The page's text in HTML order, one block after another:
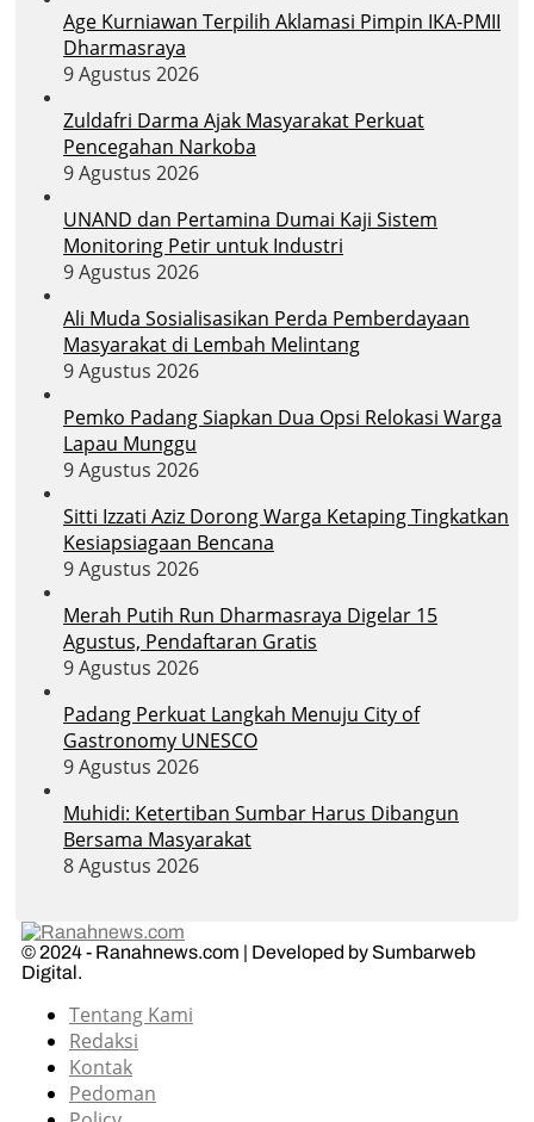
Age Kurniawan Terpilih Aklamasi Pimpin IKA-PMII
Dharmasraya
9 Agustus 2026
Zuldafri Darma Ajak Masyarakat Perkuat
Pencegahan Narkoba
9 Agustus 2026
UNAND dan Pertamina Dumai Kaji Sistem
Monitoring Petir untuk Industri
9 Agustus 2026
Ali Muda Sosialisasikan Perda Pemberdayaan
Masyarakat di Lembah Melintang
9 Agustus 2026
Pemko Padang Siapkan Dua Opsi Relokasi Warga
Lapau Munggu
9 Agustus 2026
Sitti Izzati Aziz Dorong Warga Ketaping Tingkatkan
Kesiapsiagaan Bencana
9 Agustus 2026
Merah Putih Run Dharmasraya Digelar 15
Agustus, Pendaftaran Gratis
9 Agustus 2026
Padang Perkuat Langkah Menuju City of
Gastronomy UNESCO
9 Agustus 2026
Muhidi: Ketertiban Sumbar Harus Dibangun
Bersama Masyarakat
8 Agustus 2026
© 2024 - Ranahnews.com | Developed by Sumbarweb
Digital.
Tentang Kami
Redaksi
Kontak
Pedoman